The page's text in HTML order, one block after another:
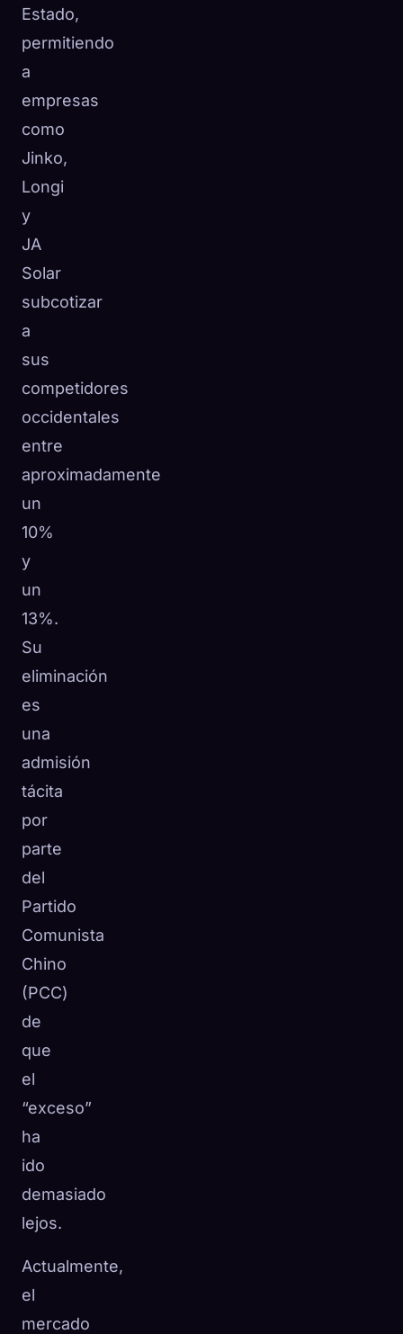
Estado,
permitiendo
a
empresas
como
Jinko,
Longi
y
JA
Solar
subcotizar
a
sus
competidores
occidentales
entre
aproximadamente
un
10%
y
un
13%.
Su
eliminación
es
una
admisión
tácita
por
parte
del
Partido
Comunista
Chino
(PCC)
de
que
el
“exceso”
ha
ido
demasiado
lejos.
Actualmente,
el
mercado